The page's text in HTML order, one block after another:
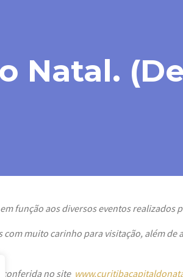
Natal.
função aos diversos eventos realizados
muito carinho para visitação, além
conferida no site